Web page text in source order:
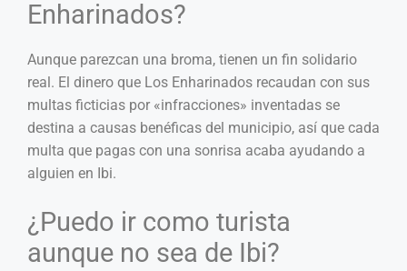
Enharinados?
Aunque parezcan una broma, tienen un fin solidario
real. El dinero que Los Enharinados recaudan con sus
multas ficticias por «infracciones» inventadas se
destina a causas benéficas del municipio, así que cada
multa que pagas con una sonrisa acaba ayudando a
alguien en Ibi.
¿Puedo ir como turista
aunque no sea de Ibi?